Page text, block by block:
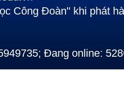
Công Đoàn" khi phát
Đang online: